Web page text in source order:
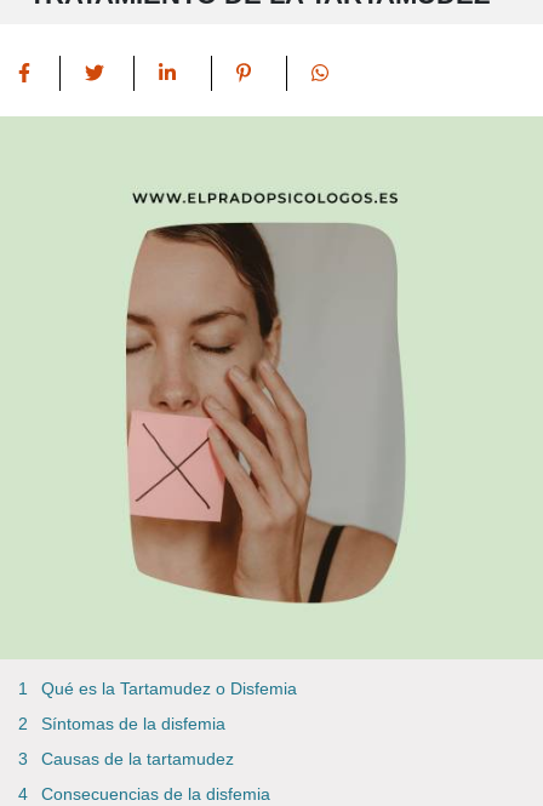
Qué es la Tartamudez o Disfemia
Síntomas de la disfemia
Causas de la tartamudez
Consecuencias de la disfemia